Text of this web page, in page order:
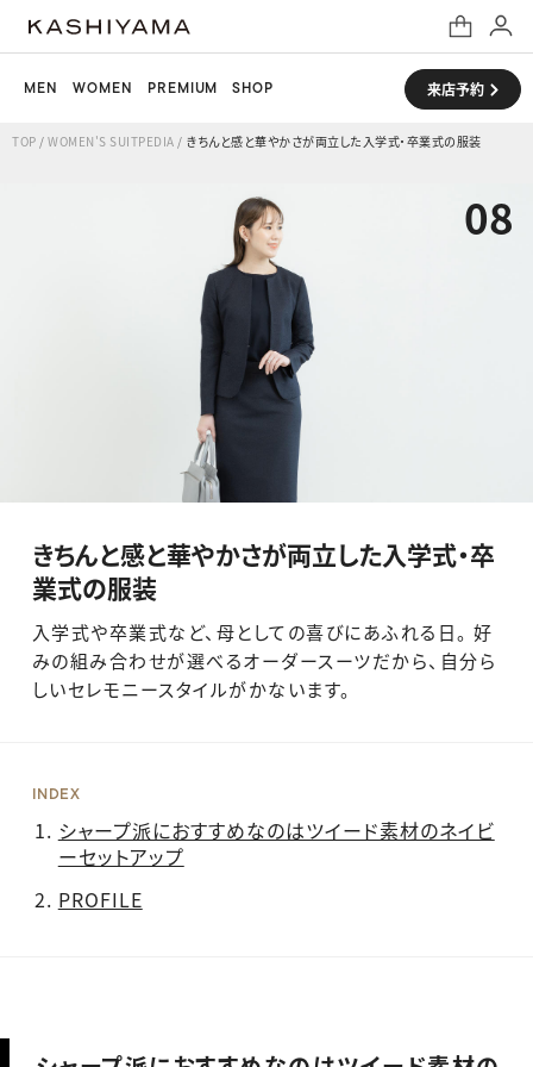
MEN WOMEN PREMIUM SHOP 来店予約
TOP / WOMEN'S SUITPEDIA / きちんと感と華やかさが両立した入学式・卒業式の服装
08
きちんと感と華やかさが両立した入学式・卒
業式の服装
入学式や卒業式など、母としての喜びにあふれる日。 好
みの組み合わせが選べるオーダースーツだから、自分ら
しいセレモニースタイルがかないます。
INDEX
シャープ派におすすめなのはツイード素材のネイビ
ーセットアップ
PROFILE